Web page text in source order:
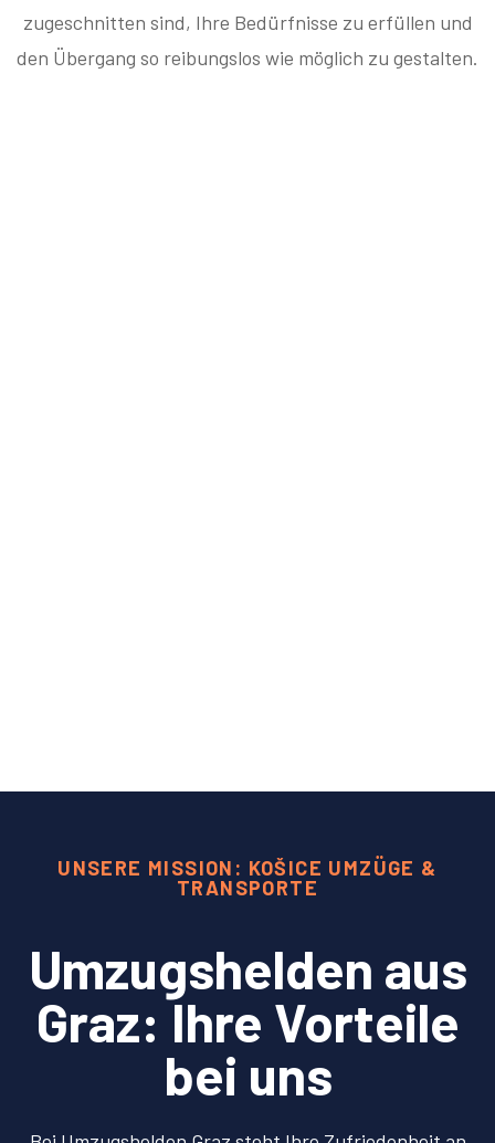
zugeschnitten sind, Ihre Bedürfnisse zu erfüllen und
den Übergang so reibungslos wie möglich zu gestalten.
UNSERE MISSION: KOŠICE UMZÜGE &
TRANSPORTE
Umzugshelden aus
Graz: Ihre Vorteile
bei uns